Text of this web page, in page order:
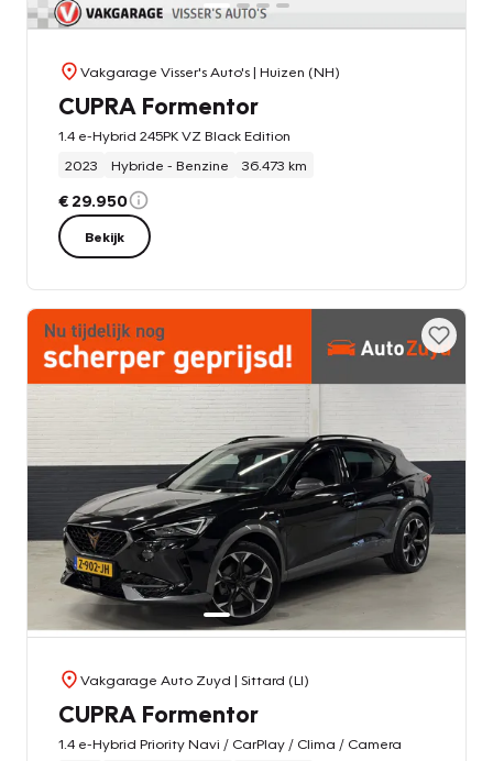
Vakgarage Visser's Auto's| Huizen (NH)
CUPRA Formentor
1.4 e-Hybrid 245PK VZ Black Edition
2023
Hybride - Benzine 36.473 km
€ 29.950
Bekijk
Vakgarage Auto Zuyd | Sittard (LI)
CUPRA Formentor
1.4 e-Hybrid Priority Navi / CarPlay / Clima / Camera